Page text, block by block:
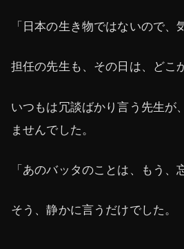
「日本の生き物ではないので、
担任の先生も、その日は、どこ
いつもは冗談ばかり言う先生が
ませんでした。
「あのバッタのことは、もう、
そう、静かに言うだけでした。